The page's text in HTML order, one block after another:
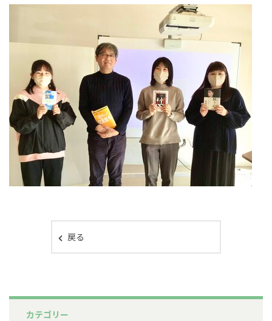
戻る
カテゴリー